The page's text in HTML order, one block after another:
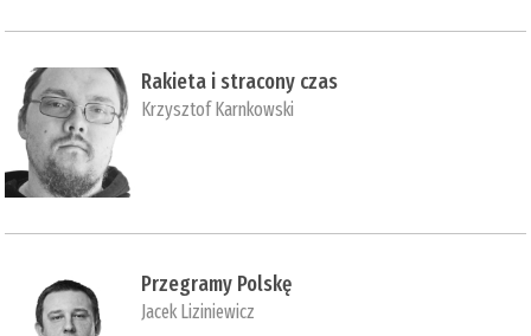
Rakieta i stracony czas
Krzysztof Karnkowski
Przegramy Polskę
Jacek Liziniewicz